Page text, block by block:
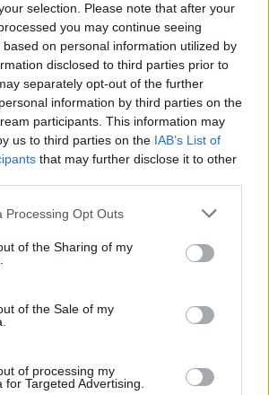
selection. Please note that after your
you may continue seeing
on personal information utilized by
disclosed to third parties prior to
separately opt-out of the further
information by third parties on the
participants. This information may
us to third parties on the IAB’s List of
that may further disclose it to other
website/app uses one or more Google
or usage behaviour. You may click to
to Google and its third-party tags to
specified purposes in below Google
Processing Opt Outs
of the Sharing of my
of the Sale of my
of processing my
for Targeted Advertising.